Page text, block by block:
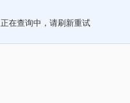
正在查询中，请刷新重试